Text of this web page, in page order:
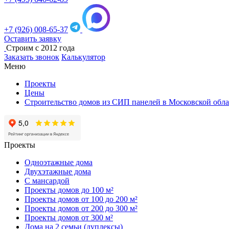
+7 (926) 008-65-37
Оставить заявку
Строим с 2012 года
Заказать звонок Калькулятор
Меню
Проекты
Цены
Строительство домов из СИП панелей в Московской
Проекты
Одноэтажные дома
Двухэтажные дома
С мансардой
Проекты домов до 100 м²
Проекты домов от 100 до 200 м²
Проекты домов от 200 до 300 м²
Проекты домов от 300 м²
Дома на 2 семьи (дуплексы)